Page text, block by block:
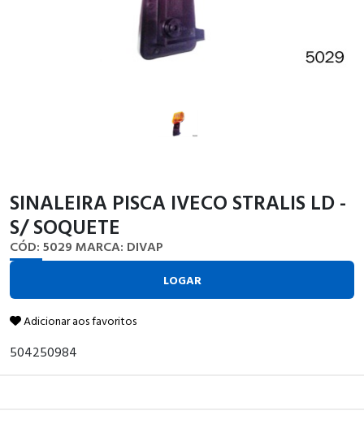
SINALEIRA PISCA IVECO STRALIS LD -
S/ SOQUETE
CÓD: 5029 MARCA: DIVAP
LOGAR
Adicionar aos favoritos
504250984